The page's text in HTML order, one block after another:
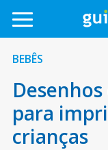
BEBÊS
para
crianças